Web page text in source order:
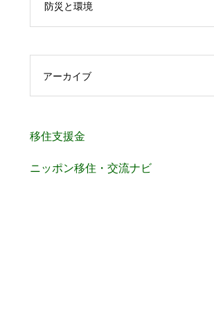
防災と環境
アーカイブ
移住支援金
ニッポン移住・交流ナビ